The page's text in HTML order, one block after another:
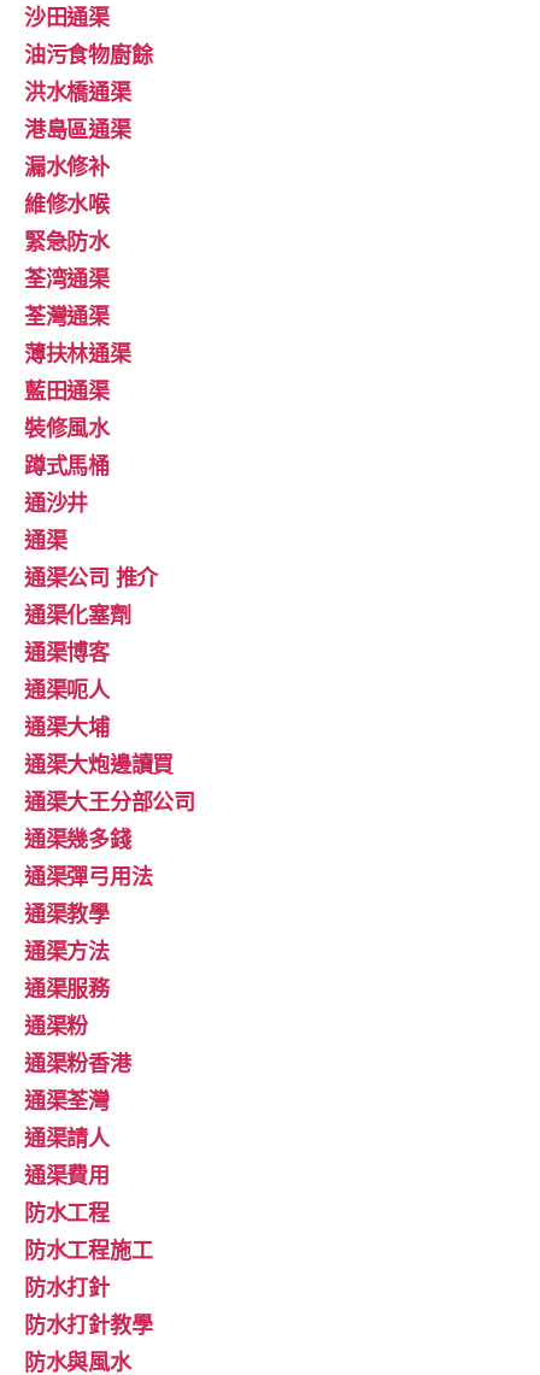
沙田通渠
油污食物廚餘
洪水橋通渠
港島區通渠
漏水修补
維修水喉
緊急防水
荃湾通渠
荃灣通渠
薄扶林通渠
藍田通渠
裝修風水
蹲式馬桶
通沙井
通渠
通渠公司 推介
通渠化塞劑
通渠博客
通渠呃人
通渠大埔
通渠大炮邊讀買
通渠大王分部公司
通渠幾多錢
通渠彈弓用法
通渠教學
通渠方法
通渠服務
通渠粉
通渠粉香港
通渠荃灣
通渠請人
通渠費用
防水工程
防水工程施工
防水打針
防水打針教學
防水與風水